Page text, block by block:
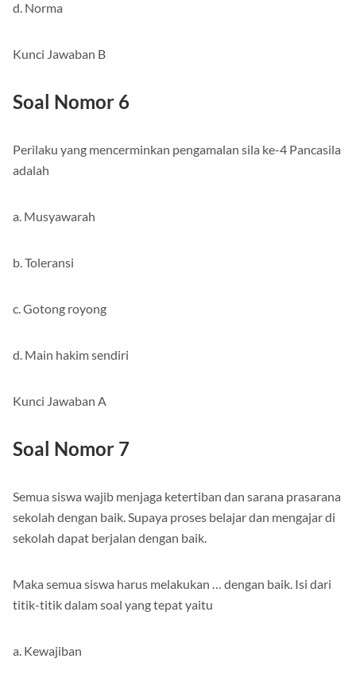
d. Norma
Kunci Jawaban B
Soal Nomor 6
Perilaku yang mencerminkan pengamalan sila ke-4 Pancasila
adalah
a. Musyawarah
b. Toleransi
c. Gotong royong
d. Main hakim sendiri
Kunci Jawaban A
Soal Nomor 7
Semua siswa wajib menjaga ketertiban dan sarana prasarana
sekolah dengan baik. Supaya proses belajar dan mengajar di
sekolah dapat berjalan dengan baik.
Maka semua siswa harus melakukan … dengan baik. Isi dari
titik-titik dalam soal yang tepat yaitu
a. Kewajiban